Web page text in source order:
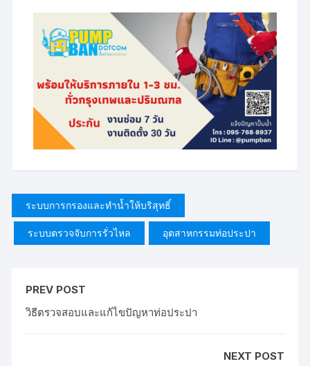
ระบบการกรองและทำน้ำให้บริสุทธิ์
ระบบตรวจจับการรั่วไหล อุตสาหกรรมท่อประปา
PREV POST
วิธีตรวจสอบและแก้ไขปัญหาท่อประปา
NEXT POST